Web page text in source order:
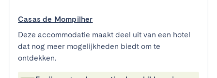
Casas de Mompilher
Deze accommodatie maakt deel uit van een hotel
dat nog meer mogelijkheden biedt om te
ontdekken.